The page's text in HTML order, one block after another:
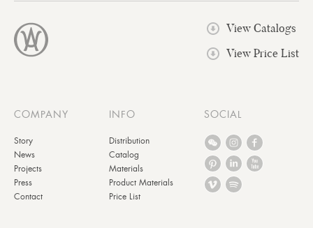
View Catalogs
View Price List
COMPANY
Story
News
Projects
Press
Contact
INFO
Distribution
Catalog
Materials
Product Materials
Price List
SOCIAL